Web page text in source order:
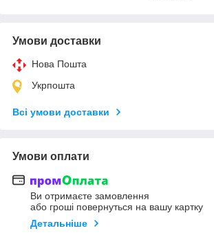
Умови доставки
Нова Пошта
Укрпошта
Всі умови доставки
Умови оплати
Ви отримаєте замовлення
або гроші повернуться на вашу картку
Детальніше